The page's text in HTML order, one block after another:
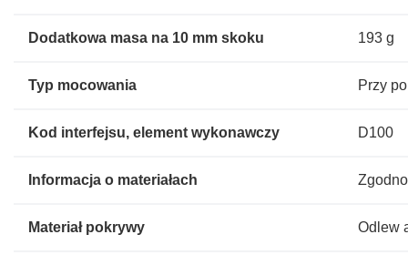
Dodatkowa masa na 10 mm skoku 193 g
Typ mocowania Przy
Kod interfejsu, element wykonawczy D100
Informacja o materiałach
Materiał pokrywy Odlew